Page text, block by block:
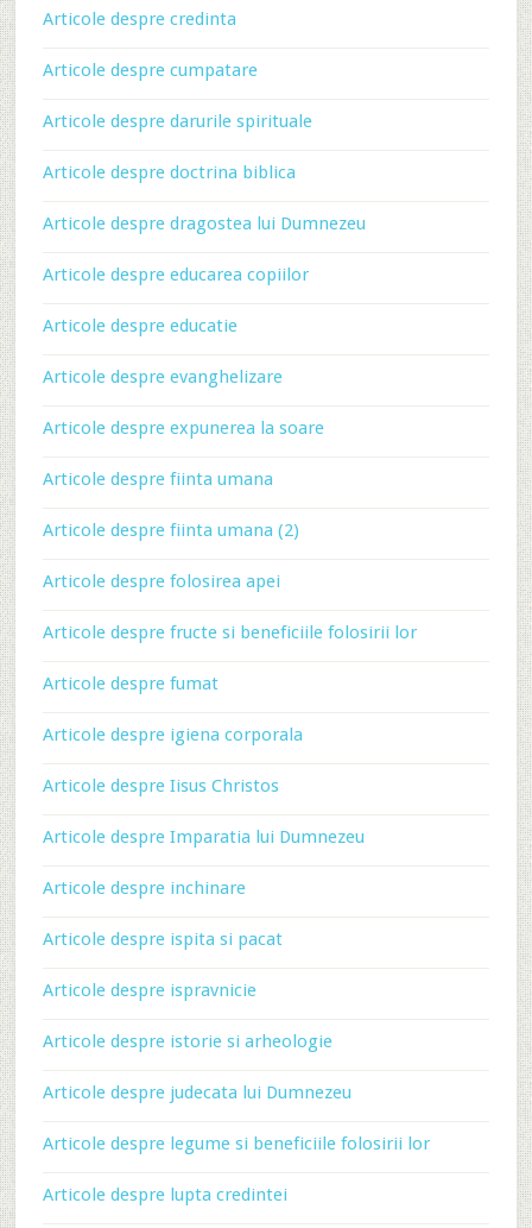
Articole despre credinta
Articole despre cumpatare
Articole despre darurile spirituale
Articole despre doctrina biblica
Articole despre dragostea lui Dumnezeu
Articole despre educarea copiilor
Articole despre educatie
Articole despre evanghelizare
Articole despre expunerea la soare
Articole despre fiinta umana
Articole despre fiinta umana (2)
Articole despre folosirea apei
Articole despre fructe si beneficiile folosirii lor
Articole despre fumat
Articole despre igiena corporala
Articole despre Iisus Christos
Articole despre Imparatia lui Dumnezeu
Articole despre inchinare
Articole despre ispita si pacat
Articole despre ispravnicie
Articole despre istorie si arheologie
Articole despre judecata lui Dumnezeu
Articole despre legume si beneficiile folosirii lor
Articole despre lupta credintei